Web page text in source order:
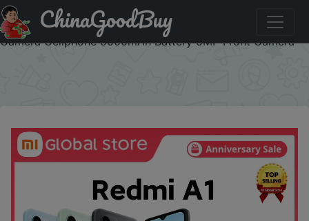
Код на знижку AN9 Global Version Xiaomi Redmi A1
Smartphone 2GB RAM 32GB ROM MTK Helio A22 8MP
Camera Cellphone 5000mAh Battery 5MP Front Camera
ChinaGoodBuy